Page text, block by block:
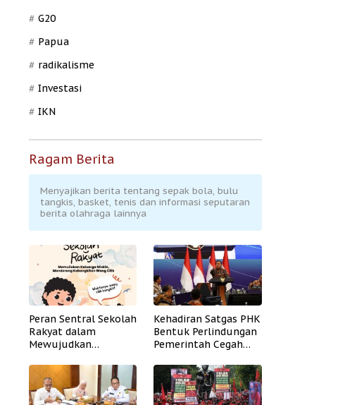
G20
Papua
radikalisme
Investasi
IKN
Ragam Berita
Menyajikan berita tentang sepak bola, bulu
tangkis, basket, tenis dan informasi seputaran
berita olahraga lainnya
Peran Sentral Sekolah
Rakyat dalam
Mewujudkan
Kehadiran Satgas PHK
Bentuk Perlindungan
Pemerintah Cegah